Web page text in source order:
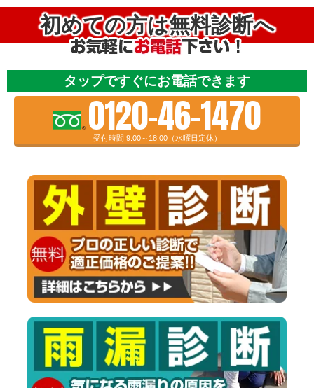
初めての方は無料診断へ
タップですぐにお電話できます
0120-46-1470
受付時間 9:00～18:00（水曜日定休）